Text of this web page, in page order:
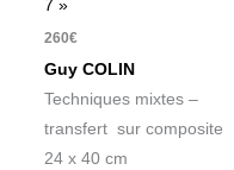
7 »
260€
Guy COLIN
Techniques mixtes –
transfert sur composite
24 x 40 cm